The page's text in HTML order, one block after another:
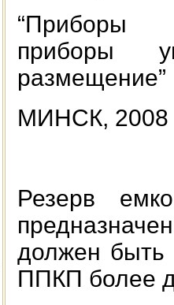
“Приборы
приборы
размещение”
МИНСК, 2008
Резерв
должен
ППКП более